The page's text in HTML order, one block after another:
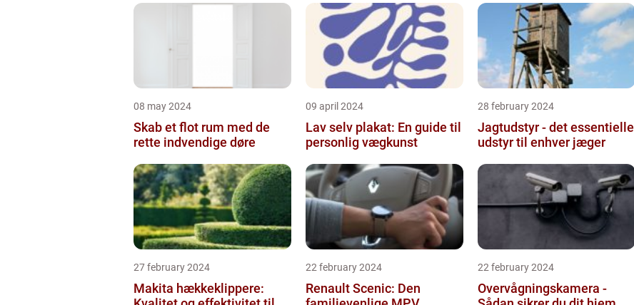
08 may 2024
Skab et flot rum med de
rette indvendige døre
09 april 2024
Lav selv plakat: En guide til
personlig vægkunst
28 february 2024
Jagtudstyr - det essentielle
udstyr til enhver jæger
27 february 2024
Makita hækkeklippere:
22 february 2024
Renault Scenic: Den
22 february 2024
Overvågningskamera -